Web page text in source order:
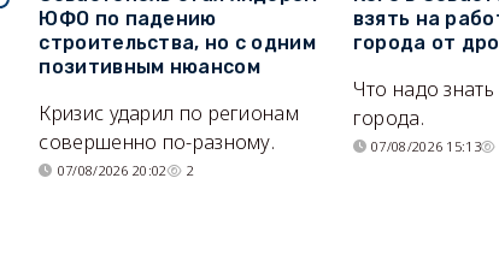
ЮФО по падению
строительства, но с одним
позитивным нюансом
Кризис ударил по регионам
совершенно по-разному.
07/08/2026 20:02 2
взять на
города от
Что надо
города.
07/08/2026 15:13